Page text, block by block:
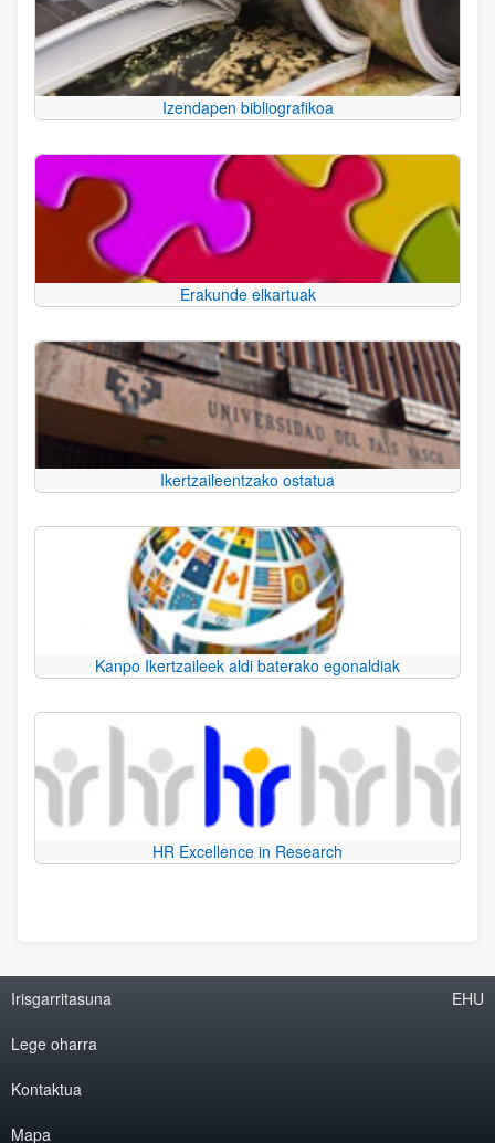
Izendapen bibliografikoa
Erakunde elkartuak
Ikertzaileentzako ostatua
Kanpo Ikertzaileek aldi baterako egonaldiak
HR Excellence in Research
Irisgarritasuna
Lege oharra
Kontaktua
Mapa
EHU